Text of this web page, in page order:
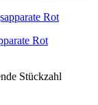
Rot
Stückzahl